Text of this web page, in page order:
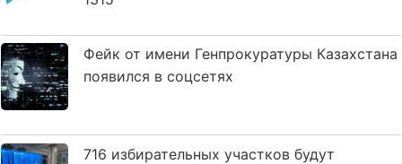
Фейк от имени Генпрокуратуры Казахстана
появился в соцсетях
716 избирательных участков будут